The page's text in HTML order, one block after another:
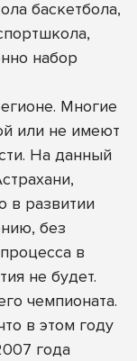
баскетбола,
набор
Многие
или не имеют
На данный
в развитии
без
в
не будет.
чемпионата.
в этом году
года